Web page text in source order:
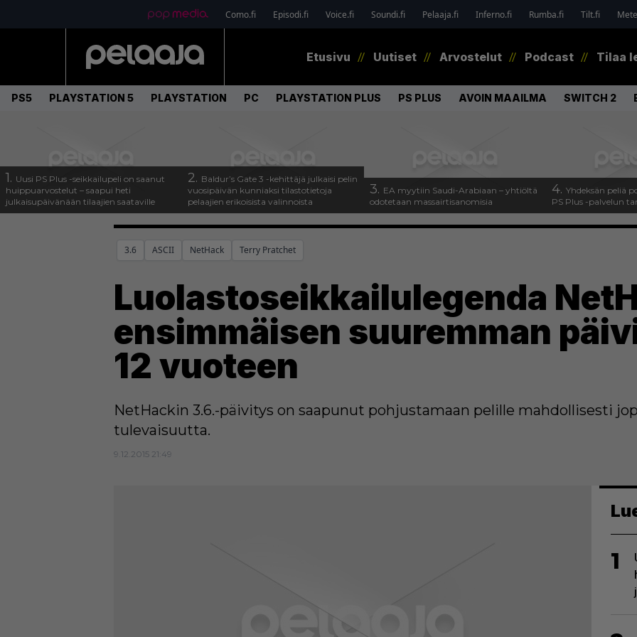
Como.fi Episodi.fi Voice.fi Soundi.fi Pelaaja.fi Inferno.fi Rumba.fi Tilt.fi
Etusivu Uutiset Arvostelut Podcast Tilaa
PS5 PLAYSTATION 5 PLAYSTATION PC PLAYSTATION PLUS PS PLUS AVOIN MAAILMA SWITCH 2
1. Uusi PS Plus -seikkailupeli on saanut
huippuarvostelut – saapui heti
julkaisupäivänään tilaajien saataville
2. Baldur’s Gate 3 -kehittäjä julkaisi pelin
vuosipäivän kunniaksi tilastotietoja
pelaajien erikoisista valinnoista
3. EA myytiin Saudi-Arabiaan – yhtiöltä
odotetaan massairtisanomisia
4. Yhdeksän peliä
PS Plus -palvelun
3.6 ASCII NetHack Terry Pratchet
Luolastoseikkailulegenda
ensimmäisen suuremman
12 vuoteen
NetHackin 3.6.-päivitys on saapunut pohjustamaan pelille mahdollisesti
tulevaisuutta.
9.12.2015 21:49
1